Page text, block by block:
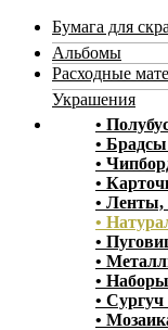
Бумага для
Альбомы
Расходные
Украшения
•
•
•
•
•
•
•
•
•
•
•